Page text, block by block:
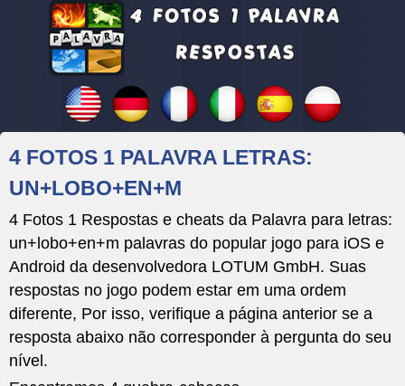
4 FOTOS 1 PALAVRA LETRAS:
UN+LOBO+EN+M
4 Fotos 1 Respostas e cheats da Palavra para letras:
un+lobo+en+m palavras do popular jogo para iOS e
Android da desenvolvedora LOTUM GmbH. Suas
respostas no jogo podem estar em uma ordem
diferente, Por isso, verifique a página anterior se a
resposta abaixo não corresponder à pergunta do seu
nível.